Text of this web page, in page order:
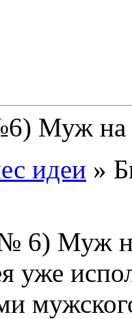
Муж на
идеи »
6) Муж
уже